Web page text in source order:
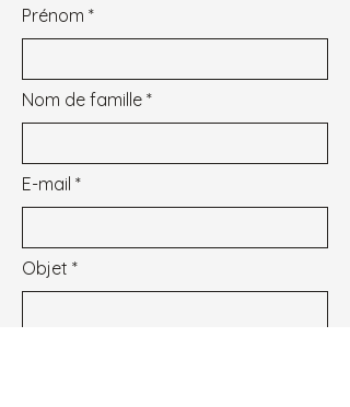
Prénom
Nom de famille
E-mail
Objet